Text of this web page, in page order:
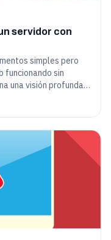
servidor con
simples pero
funcionando sin
una visión profunda
como CPU, RAM y